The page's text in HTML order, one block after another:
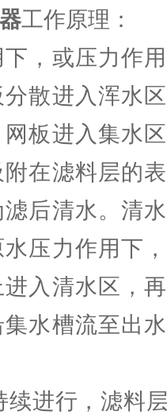
工作原理：
，或压力作
散进入浑水
板进入集水
在滤料层的
滤后清水。清
压力作用下
入清水区，
水槽流至出
进行，滤料